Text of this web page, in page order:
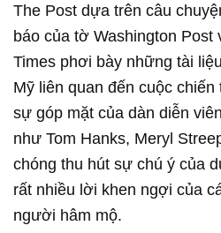
The Post dựa trên câu
báo của tờ Washington Post
Times phơi bày những tài
Mỹ liên quan đến cuộc
sự góp mặt của dàn diễn
như Tom Hanks, Meryl
chóng thu hút sự chú ý của
rất nhiều lời khen ngợi của
người hâm mộ.